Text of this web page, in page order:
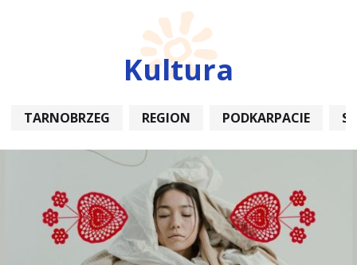
Kultura
TARNOBRZEG REGION PODKARPACIE